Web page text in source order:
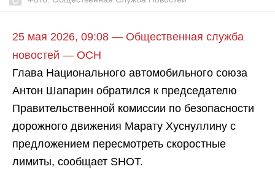
25 мая 2026, 09:08 — Общественная служба
новостей — ОСН
Глава Национального автомобильного союза
Антон Шапарин обратился к председателю
Правительственной комиссии по безопасности
дорожного движения Марату Хуснуллину с
предложением пересмотреть скоростные
лимиты, сообщает SHOT.